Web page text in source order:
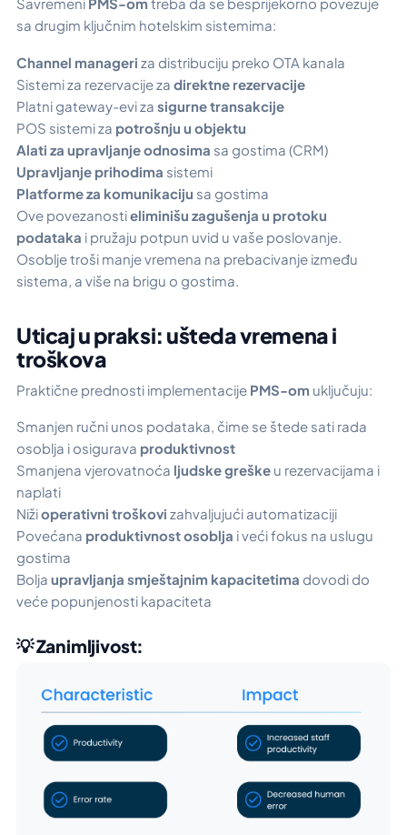
sa drugim ključnim hotelskim sistemima:
Channel manageri za distribuciju preko OTA kanala
Sistemi za rezervacije za direktne rezervacije
Platni gateway-evi za sigurne transakcije
POS sistemi za potrošnju u objektu
Alati za upravljanje odnosima sa gostima (CRM)
Upravljanje prihodima sistemi
Platforme za komunikaciju sa gostima
Ove povezanostieliminišu zagušenja u protoku
podataka i pružaju potpun uvid u vaše poslovanje.
Osoblje troši manje vremena na prebacivanje između
sistema, a više na brigu o gostima.
Uticaj u praksi: ušteda vremena i
troškova
Praktične prednosti implementacije PMS-om uključuju:
Smanjen ručni unos podataka, čime se štede sati rada
osoblja i osigurava produktivnost
Smanjena vjerovatnoća ljudske greške u rezervacijama i
naplati
Nižioperativni troškovi zahvaljujući automatizaciji
Povećana produktivnost osoblja i veći fokus na uslugu
gostima
Bolja upravljanja smještajnim kapacitetima dovodi do
veće popunjenosti kapaciteta
💡 Zanimljivost: